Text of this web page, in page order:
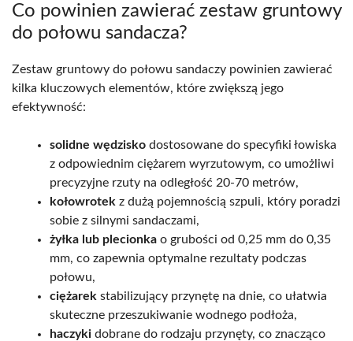
Co powinien zawierać zestaw gruntowy
do połowu sandacza?
Zestaw gruntowy do połowu sandaczy powinien zawierać
kilka kluczowych elementów, które zwiększą jego
efektywność:
solidne wędzisko dostosowane do specyfiki łowiska
z odpowiednim ciężarem wyrzutowym, co umożliwi
precyzyjne rzuty na odległość 20-70 metrów,
kołowrotek z dużą pojemnością szpuli, który poradzi
sobie z silnymi sandaczami,
żyłka lub plecionka o grubości od 0,25 mm do 0,35
mm, co zapewnia optymalne rezultaty podczas
połowu,
ciężarek stabilizujący przynętę na dnie, co ułatwia
skuteczne przeszukiwanie wodnego podłoża,
haczyki dobrane do rodzaju przynęty, co znacząco